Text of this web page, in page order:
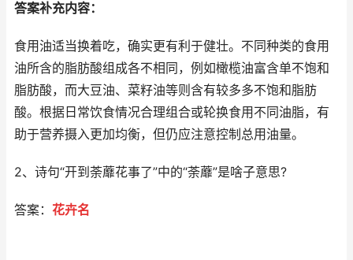
答案补充内容：
食用油适当换着吃，确实更有利于健壮。不同种类的食用
油所含的脂肪酸组成各不相同，例如橄榄油富含单不饱和
脂肪酸，而大豆油、菜籽油等则含有较多多不饱和脂肪
酸。根据日常饮食情况合理组合或轮换食用不同油脂，有
助于营养摄入更加均衡，但仍应注意控制总用油量。
2、诗句“开到荼蘼花事了”中的“荼蘼”是啥子意思?
答案： 花卉名